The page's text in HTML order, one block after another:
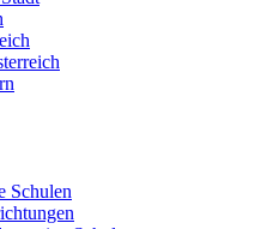
Schulen